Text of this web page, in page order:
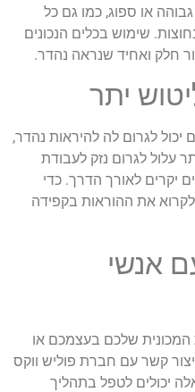
או ספוג, כמו גם כל
שימוש בכלים הנכונים
חלק ואחיד שנראה נהדר.
יכול לגרום לה להיראות נהדר,
עלול לגרום נזק לעבודת
יקרים לאורך הדרך. כדי
לקרוא את ההוראות בקפידה
אנשי
שלכם בעצמכם או
קשר עם חברת פוליש ווקס
יכולים לטפל בתהליך